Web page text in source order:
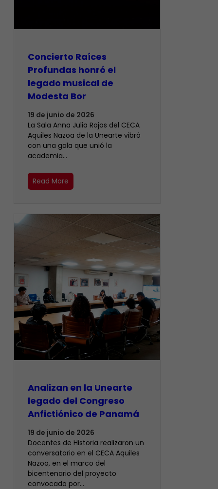
​Concierto Raíces
Profundas honró el
legado musical de
Modesta Bor
19 de junio de 2026
La Sala Anna Julia Rojas del CECA
Aquiles Nazoa de la Unearte vibró
con una gala que unió la
academia…
Read More
Analizan en la Unearte
legado del Congreso
Anfictiónico de Panamá
19 de junio de 2026
Docentes de Historia realizaron un
conversatorio en el CECA Aquiles
Nazoa, en el marco del
bicentenario del proyecto
convocado por…